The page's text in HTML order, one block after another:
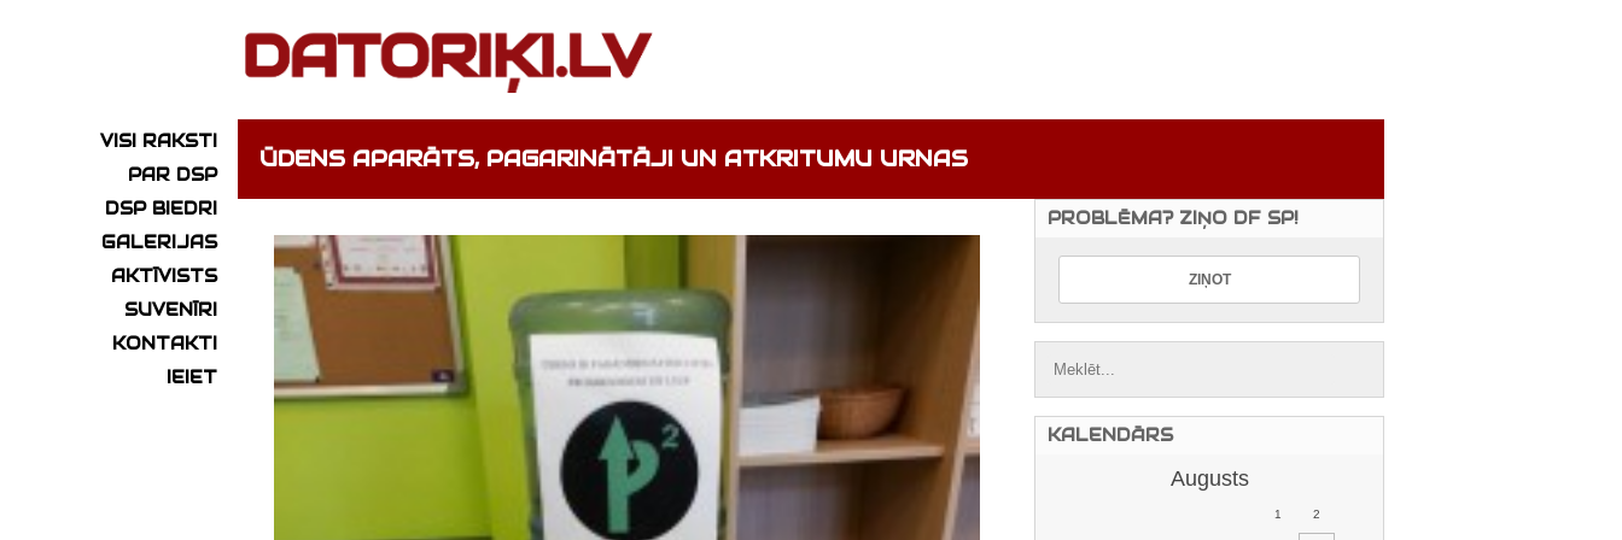
VISI RAKSTI
PAR DSP
DSP BIEDRI
GALERIJAS
AKTĪVISTS
SUVENĪRI
KONTAKTI
IEIET
ŪDENS APARĀTS, PAGARINĀTĀJI UN ATKRITUMU URNAS
PROBLĒMA? ZIŅO DF SP!
KALENDĀRS
Augusts
1 2